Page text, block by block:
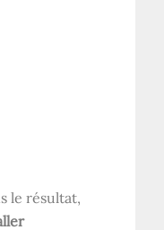
le résultat,